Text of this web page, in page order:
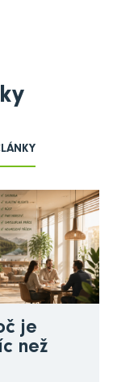
je
než